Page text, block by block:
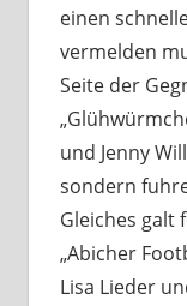
einen
vermelden
Seite der
und Jenny
sondern
Gleiches galt
„Abicher
Lisa Lieder